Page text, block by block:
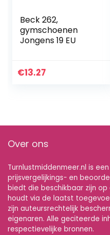
Beck 262,
gymschoenen
Jongens 19 EU
€13.27
Over ons
Turnlustmiddenmeer.nl is
prijsvergelijkings- en
biedt die beschikbaar zijn
houdt via de laatst
zijn auteursrechtelijk
eigenaren. Alle geciteerde
respectievelijke bronnen.